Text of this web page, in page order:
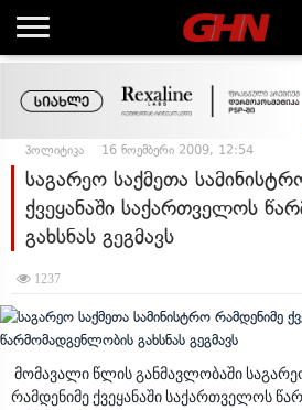
პოლიტიკა 16 ნოემბერი 2009, 12:54
საგარეო საქმეთა
ქვეყანაში საქართველოს
გახსნას გეგმავს
1237
მომავალი წლის განმავლობაში
რამდენიმე ქვეყანაში საქართველოს